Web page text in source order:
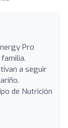
Pro
a seguir
de Nutrición